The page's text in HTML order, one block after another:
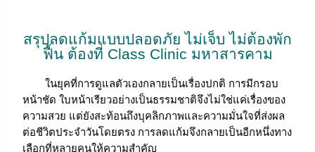
สรุปลดแก้มแบบปลอดภัย ไม่เจ็บ ไม่ต้องพัก
ฟื้น ต้องที่ Class Clinic มหาสารคาม
ในยุคที่การดูแลตัวเองกลายเป็นเรื่องปกติ การมีกรอบ
หน้าชัด ใบหน้าเรียวอย่างเป็นธรรมชาติจึงไม่ใช่แค่เรื่องของ
ความสวย แต่ยังสะท้อนถึงบุคลิกภาพและความมั่นใจที่ส่งผล
ต่อชีวิตประจำวันโดยตรง การลดแก้มจึงกลายเป็นอีกหนึ่งทาง
เลือกที่หลายคนให้ความสำคัญ